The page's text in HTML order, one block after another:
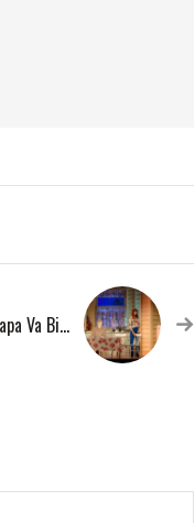
Critique Théâtre : Papa Va Bientôt Rentrer